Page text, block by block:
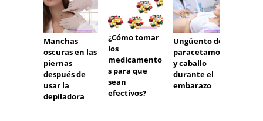
Manchas
oscuras en las
piernas
después de
usar la
depiladora
¿Cómo tomar
los
medicamento
s para que
sean
efectivos?
Ungüento de
paracetamol
y caballo
durante el
embarazo